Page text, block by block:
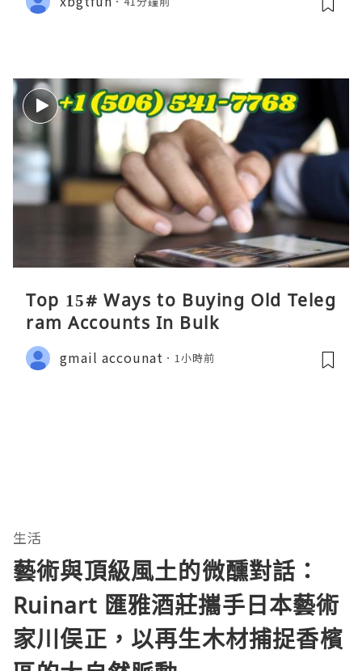
Top 15# Ways to Buying Old Teleg
ram Accounts In Bulk
gmail accounat 1小時前
生活
藝術與頂級風土的微醺對話：
Ruinart 匯雅酒莊攜手日本藝術
家川俣正，以再生木材捕捉香檳